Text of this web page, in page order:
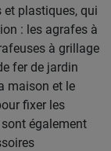
plastiques, qui
: les agrafes à
à grillage
fer de jardin
maison et le
fixer les
également